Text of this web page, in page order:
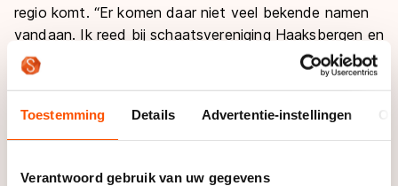
Toestemming Details Advertentie-instellingen
Verantwoord gebruik van uw gegevens
regio komt. “Er komen daar niet veel bekende namen
vandaan. Ik reed bij schaatsvereniging Haaksbergen en
Joy bij Borne: die twee zijn nu gefuseerd. Het ging wel
veel over Joy. Al die verhalen vond ik gaaf om te
en nuchter. Ik denk dat ik zelf ook zo in elkaar steek”,
vertelt de middelbare scholiere die flink moest wennen